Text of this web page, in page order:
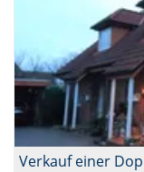
Verkauf einer